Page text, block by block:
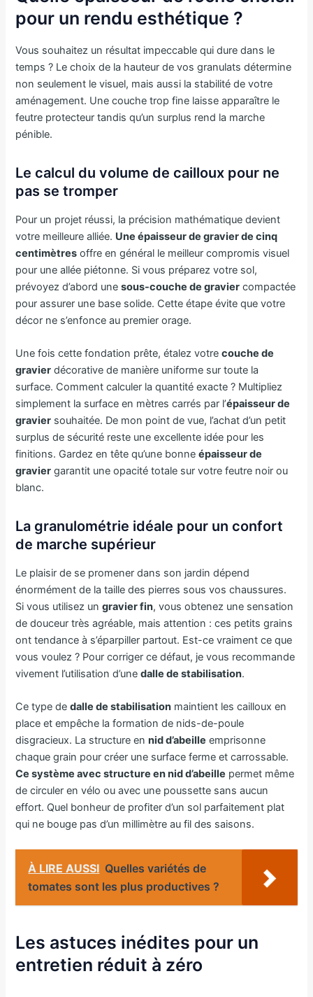
pour un rendu esthétique ?
Vous souhaitez un résultat impeccable qui dure dans le
temps ? Le choix de la hauteur de vos granulats détermine
non seulement le visuel, mais aussi la stabilité de votre
aménagement. Une couche trop fine laisse apparaître le
feutre protecteur tandis qu’un surplus rend la marche
pénible.
Le calcul du volume de cailloux pour ne
pas se tromper
Pour un projet réussi, la précision mathématique devient
votre meilleure alliée. Une épaisseur de gravier de cinq
centimètres offre en général le meilleur compromis visuel
pour une allée piétonne. Si vous préparez votre sol,
prévoyez d’abord unesous-couche de gravier compactée
pour assurer une base solide. Cette étape évite que votre
décor ne s’enfonce au premier orage.
Une fois cette fondation prête, étalez votrecouche de
gravier décorative de manière uniforme sur toute la
surface. Comment calculer la quantité exacte ? Multipliez
simplement la surface en mètres carrés par l’épaisseur de
gravier souhaitée. De mon point de vue, l’achat d’un petit
surplus de sécurité reste une excellente idée pour les
finitions. Gardez en tête qu’une bonneépaisseur de
gravier garantit une opacité totale sur votre feutre noir ou
blanc.
La granulométrie idéale pour un confort
de marche supérieur
Le plaisir de se promener dans son jardin dépend
énormément de la taille des pierres sous vos chaussures.
Si vous utilisez ungravier fin, vous obtenez une sensation
de douceur très agréable, mais attention : ces petits grains
ont tendance à s’éparpiller partout. Est-ce vraiment ce que
vous voulez ? Pour corriger ce défaut, je vous recommande
vivement l’utilisation d’unedalle de stabilisation.
Ce type dedalle de stabilisation maintient les cailloux en
place et empêche la formation de nids-de-poule
disgracieux. La structure ennid d’abeille emprisonne
chaque grain pour créer une surface ferme et carrossable.
Ce système avec structure en nid d’abeille permet même
de circuler en vélo ou avec une poussette sans aucun
effort. Quel bonheur de profiter d’un sol parfaitement plat
qui ne bouge pas d’un millimètre au fil des saisons.
À LIRE AUSSI Quelles variétés de
tomates sont les plus productives ?
Les astuces inédites pour un
entretien réduit à zéro